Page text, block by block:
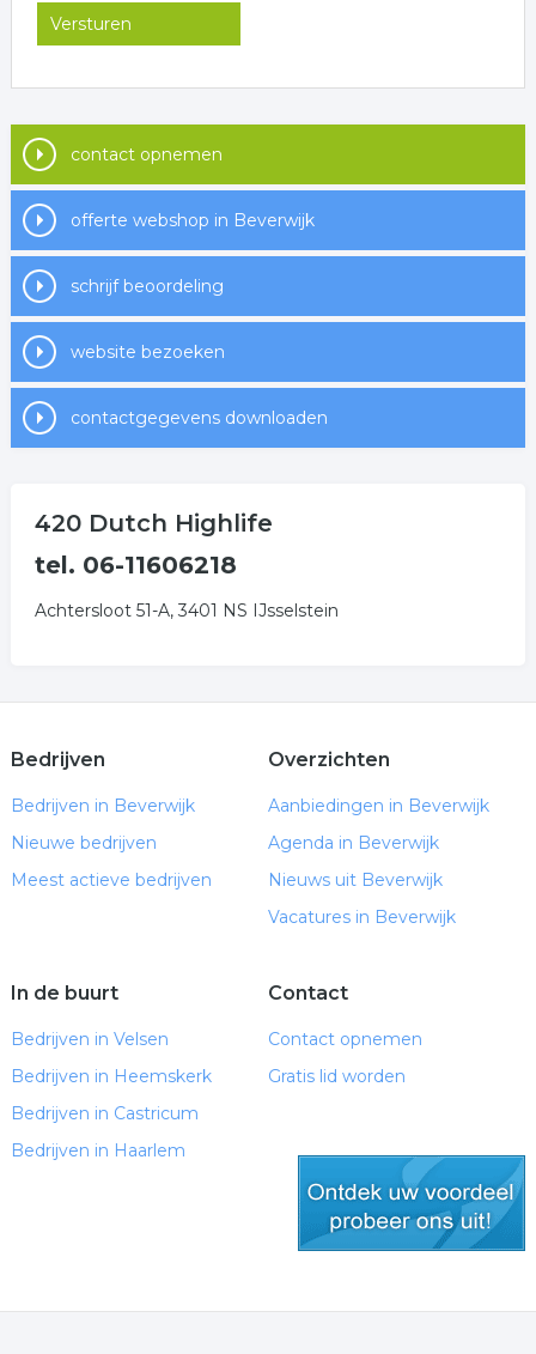
contact opnemen
offerte webshop in Beverwijk
schrijf beoordeling
website bezoeken
contactgegevens downloaden
420 Dutch Highlife
tel. 06-11606218
Achtersloot 51-A, 3401 NS IJsselstein
Bedrijven
Bedrijven in Beverwijk
Nieuwe bedrijven
Meest actieve bedrijven
Overzichten
Aanbiedingen in Beverwijk
Agenda in Beverwijk
Nieuws uit Beverwijk
Vacatures in Beverwijk
In de buurt
Bedrijven in Velsen
Bedrijven in Heemskerk
Bedrijven in Castricum
Bedrijven in Haarlem
Contact
Contact opnemen
Gratis lid worden